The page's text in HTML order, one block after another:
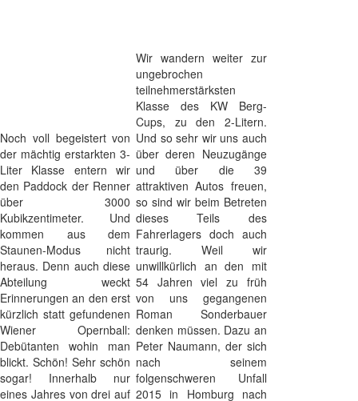
Noch voll begeistert von
der mächtig erstarkten 3-
Liter Klasse entern wir
den Paddock der Renner
über 3000
Kubikzentimeter. Und
kommen aus dem
Staunen-Modus nicht
heraus. Denn auch diese
Abteilung weckt
Erinnerungen an den erst
kürzlich statt gefundenen
Wiener Opernball:
Debütanten wohin man
blickt. Schön! Sehr schön
sogar! Innerhalb nur
eines Jahres von drei auf
Wir wandern weiter zur
ungebrochen
teilnehmerstärksten
Klasse des KW Berg-
Cups, zu den 2-Litern.
Und so sehr wir uns auch
über deren Neuzugänge
und über die 39
attraktiven Autos freuen,
so sind wir beim Betreten
dieses Teils des
Fahrerlagers doch auch
traurig. Weil wir
unwillkürlich an den mit
54 Jahren viel zu früh
von uns gegangenen
Roman Sonderbauer
denken müssen. Dazu an
Peter Naumann, der sich
nach seinem
folgenschweren Unfall
2015 in Homburg nach